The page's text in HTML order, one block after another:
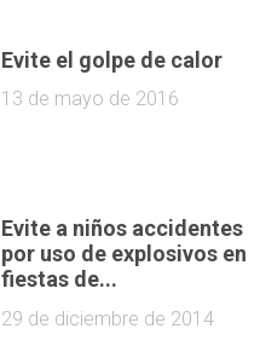
Evite el golpe de calor
13 de mayo de 2016
Evite a niños accidentes
por uso de explosivos en
fiestas de...
29 de diciembre de 2014